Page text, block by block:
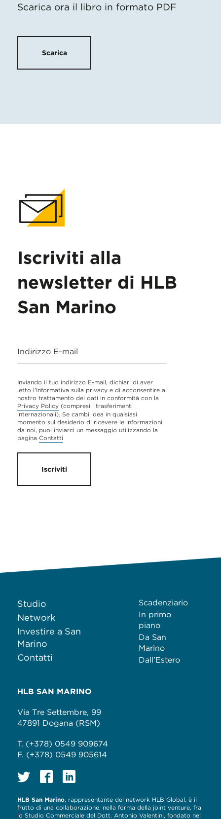
Scarica ora il libro in formato PDF
Scarica
Iscriviti alla
newsletter di HLB
San Marino
Indirizzo E-mail
Inviando il tuo indirizzo E-mail, dichiari di aver
letto l'Informativa sulla privacy e di acconsentire al
nostro trattamento dei dati in conformità con la
Privacy Policy (compresi i trasferimenti
internazionali). Se cambi idea in qualsiasi
momento sul desiderio di ricevere le informazioni
da noi, puoi inviarci un messaggio utilizzando la
pagina Contatti
Iscriviti
Studio
Network
Investire a San
Marino
Contatti
Scadenziario
In primo
piano
Da San
Marino
Dall’Estero
HLB SAN MARINO
Via Tre Settembre, 99
47891 Dogana (RSM)
T. (+378) 0549 909674
F. (+378) 0549 905614
HLB San Marino, rappresentante del network HLB Global, è il
frutto di una collaborazione, nella forma della joint venture, fra
lo Studio Commerciale del Dott. Antonio Valentini, fondato nel